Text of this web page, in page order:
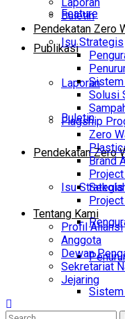
Feature
Publikasi
Laporan
Buletin
Pendekatan Zero
Isu Strategis
Sistem
Buletin
Pendekatan Zero
Isu Strategis
Sistem
Solusi
Flagship
Zero
Brand
Tentang Kami
Profil Aliansi
Anggota
Dewan
Sekretariat
Jejaring